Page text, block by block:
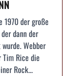
1970 der große
dann der
Webber
Rice die
Rock...